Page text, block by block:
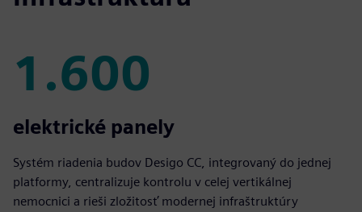
1.600
1.600
elektrické panely
Systém riadenia budov Desigo CC, integrovaný do jednej
platformy, centralizuje kontrolu v celej vertikálnej
nemocnici a rieši zložitosť modernej infraštruktúry